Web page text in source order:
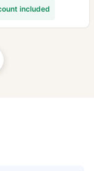
included